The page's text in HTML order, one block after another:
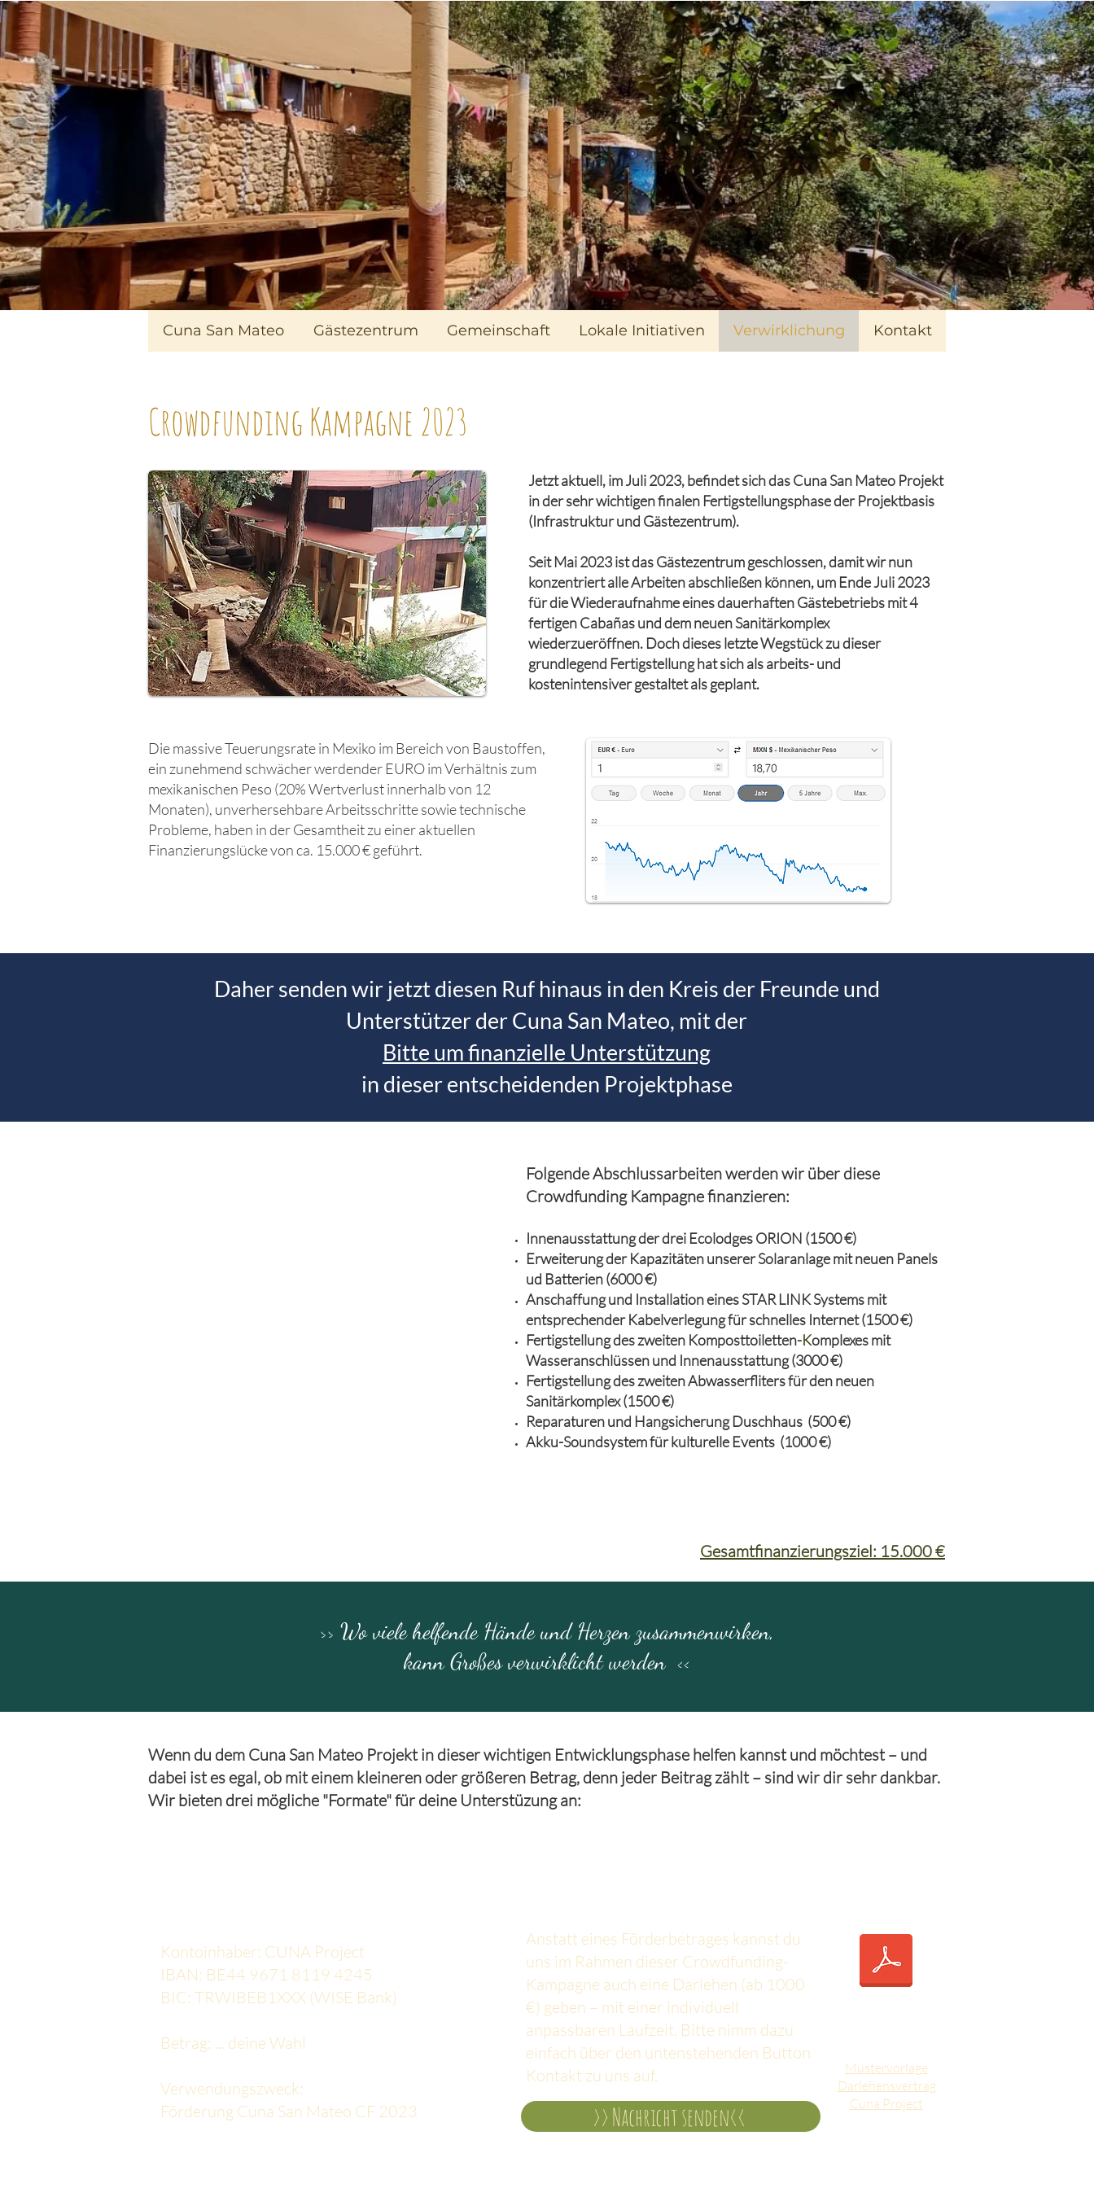
Crowdfunding Kampagne 2023
Jetzt aktuell, im Juli 2023, befindet sich das Cuna San Mateo Projekt
in der sehr wichtigen finalen Fertigstellungsphase der Projektbasis
(Infrastruktur und Gästezentrum).
Seit Mai 2023 ist das Gästezentrum geschlossen, damit wir nun
konzentriert alle Arbeiten abschließen können, um Ende Juli 2023
für die Wiederaufnahme eines dauerhaften Gästebetriebs mit 4
fertigen Cabañas und dem neuen Sanitärkomplex
wiederzueröffnen. Doch dieses letzte Wegstück zu dieser
grundlegend Fertigstellung hat sich als arbeits- und
kostenintensiver gestaltet als geplant.
Die massive Teuerungsrate in Mexiko im Bereich von Baustoffen,
ein zunehmend schwächer werdender EURO im Verhältnis zum
mexikanischen Peso (20% Wertverlust innerhalb von 12
Monaten), unverhersehbare Arbeitsschritte sowie technische
Probleme, haben in der Gesamtheit zu einer aktuellen
Finanzierungslücke von ca. 15.000 € geführt.
Daher senden wir jetzt diesen Ruf hinaus in den Kreis der Freunde und
Unterstützer der Cuna San Mateo, mit der
Bitte um finanzielle Unterstützung
in dieser entscheidenden Projektphase
Folgende Abschlussarbeiten werden wir über diese
Crowdfunding Kampagne finanzieren:
Innenausstattung der drei Ecolodges ORION (1500 €)
Erweiterung der Kapazitäten unserer Solaranlagemit neuen Panels
ud Batterien (6000 €)
Anschaffung und Installation eines STAR LINKSystems mit
entsprechender Kabelverlegung fürschnelles Internet (1500 €)
Fertigstellung des zweiten Komposttoiletten-Komplexes mit
Wasseranschlüssen und Innenausstattung (3000 €)
Fertigstellung des zweiten Abwasserfliters für denneuen
Sanitärkomplex (1500 €)
Reparaturen und Hangsicherung Duschhaus (500 €)
Akku-Soundsystem für kulturelle Events (1000 €)
Gesamtfinanzierungsziel: 15.000 €
>> Wo viele helfende Hände und Herzen zusammenwirken,
kann Großes verwirklicht werden <<
Wenn du dem Cuna San Mateo Projekt in dieser wichtigen Entwicklungsphase helfen kannst und möchtest – und
dabei ist es egal, ob mit einem kleineren oder größeren Betrag, denn jeder Beitrag zählt – sind wir dir sehr dankbar.
Wir bieten drei mögliche "Formate" für deine Unterstüzung an:
Kontoinhaber: CUNA Project
IBAN: BE44 9671 8119 4245
BIC: TRWIBEB1XXX (WISE Bank)
Betrag: ... deine Wahl
Verwendungszweck:
Förderung Cuna San Mateo CF 2023
Anstatt eines Förderbetrages kannst du
uns im Rahmen dieser Crowdfunding-
Kampagne auch eine Darlehen (ab 1000
€) geben – mit einer individuell
anpassbaren Laufzeit. Bitte nimm dazu
einfach über den untenstehenden Button
Kontakt zu uns auf.
>> Nachricht senden<<
Mustervorlage
Darlehensvertrag
Cuna Project
Cuna San Mateo Gästezentrum Gemeinschaft Lokale Initiativen Verwirklichung Kontakt